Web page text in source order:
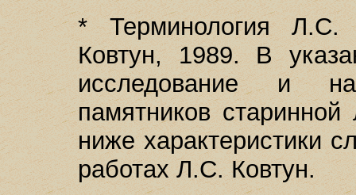
* Терминология Л.С.
Ковтун, 1989. В
исследование и
памятников
ниже характеристики
работах Л.С. Ковтун.